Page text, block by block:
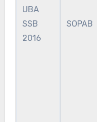
UBA
SSB
2016
SOPAB